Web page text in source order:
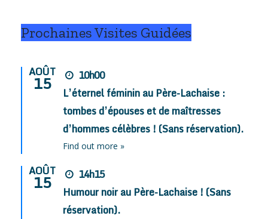
Prochaines Visites Guidées
AOÛT
15
10h00
L’éternel féminin au Père-Lachaise :
tombes d’épouses et de maîtresses
d’hommes célèbres ! (Sans réservation).
Find out more »
AOÛT
15
14h15
Humour noir au Père-Lachaise ! (Sans
réservation).